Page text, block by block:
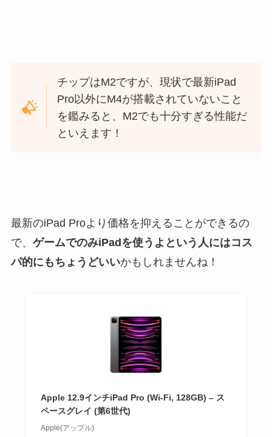
チップはM2ですが、現状で最新iPad
Pro以外にM4が搭載されていないこと
を鑑みると、M2でも十分すぎる性能だ
といえます！
最新のiPad Proより価格を抑えることができるの
で、 ゲームでのみiPadを使うよという人にはコス
パ的にもちょうどいいかもしれませんね！
Apple 12.9インチiPad Pro (Wi-Fi, 128GB) – ス
ペースグレイ (第6世代)
Apple(アップル)